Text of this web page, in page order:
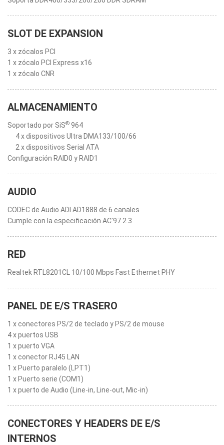
SLOT DE EXPANSION
3 x zócalos PCI
1 x zócalo PCI Express x16
1 x zócalo CNR
ALMACENAMIENTO
Soportado por SiS® 964
4 x dispositivos Ultra DMA133/100/66
2 x dispositivos Serial ATA
Configuración RAID0 y RAID1
AUDIO
CODEC de Audio ADI AD1888 de 6 canales
Cumple con la especificación AC'97 2.3
RED
Realtek RTL8201CL 10/100 Mbps Fast Ethernet PHY
PANEL DE E/S TRASERO
1 x conectores PS/2 de teclado y PS/2 de mouse
4 x puertos USB
1 x puerto VGA
1 x conector RJ45 LAN
1 x Puerto paralelo (LPT1)
1 x Puerto serie (COM1)
1 x puerto de Audio (Line-in, Line-out, Mic-in)
CONECTORES Y HEADERS DE E/S
INTERNOS